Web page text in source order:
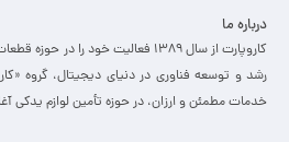
درباره ما
کاروپارت از سال ۱۳۸۹ فعالیت خود
خدمات مطمئن و ارزان، ­در حوزه تأمین لوازم یدکی